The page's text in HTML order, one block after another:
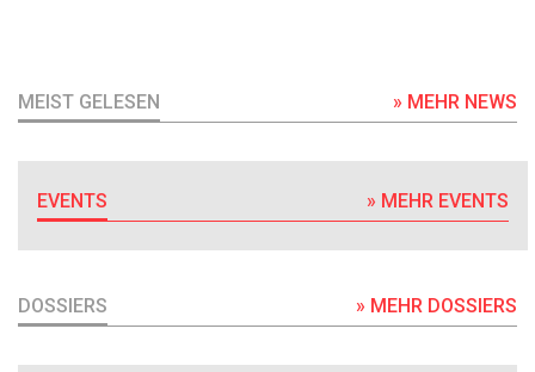
MEIST GELESEN » MEHR NEWS
EVENTS » MEHR EVENTS
DOSSIERS » MEHR DOSSIERS